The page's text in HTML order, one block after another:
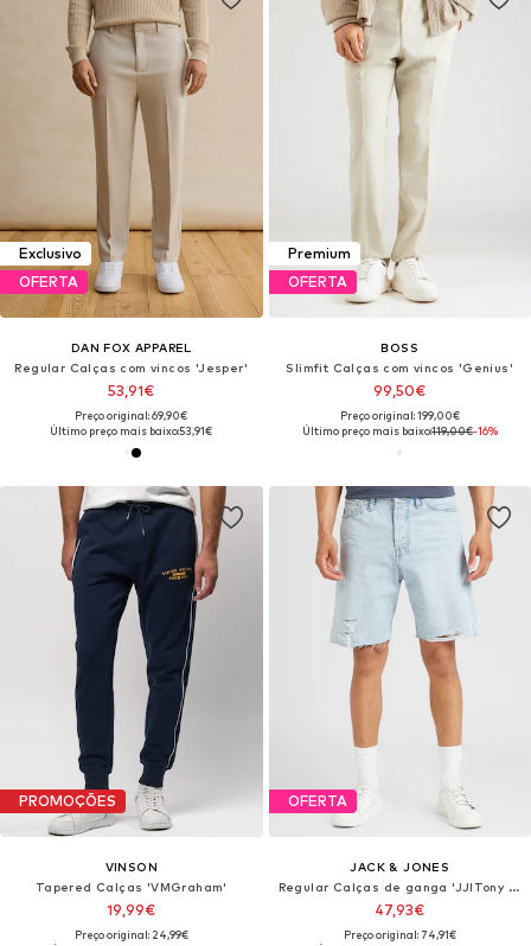
Exclusivo
OFERTA
DAN FOX APPAREL
Regular Calças com vincos 'Jesper'
53,91€
Preço original: 69,90€
Último preço mais baixo:53,91€
Premium
OFERTA
BOSS
Slimfit Calças com vincos 'Genius'
99,50€
Preço original: 199,00€
Último preço mais baixo:119,00€-16%
PROMOÇÕES
VINSON
Tapered Calças 'VMGraham'
19,99€
Preço original: 24,99€
OFERTA
JACK & JONES
Regular Calças de ganga 'JJITony JJCooper'
47,93€
Preço original: 74,91€